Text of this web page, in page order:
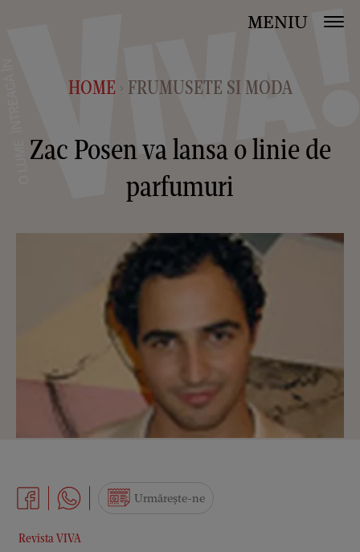
MENIU
HOME > FRUMUSETE SI MODA
Zac Posen va lansa o linie de
parfumuri
Revista VIVA
Urmărește-ne